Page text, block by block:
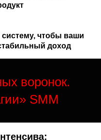
чтобы ваши
доход
воронок.
SMM